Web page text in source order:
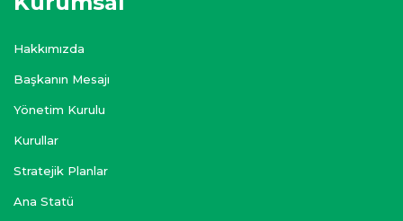
Hakkımızda
Başkanın Mesajı
Yönetim Kurulu
Kurullar
Stratejik Planlar
Ana Statü